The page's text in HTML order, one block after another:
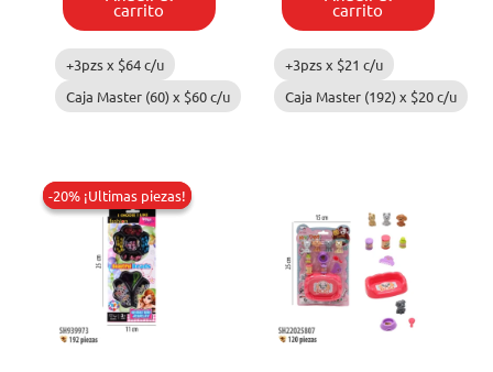
cantidadcarrito
+3pzs x $64c/u
Caja Master (60) x $60c/u
carrito
+3pzs x $21 c/u
Caja Master (192) x $20c/u
-20% ¡Ultimas piezas!
-20% ¡Ultimas piezas!